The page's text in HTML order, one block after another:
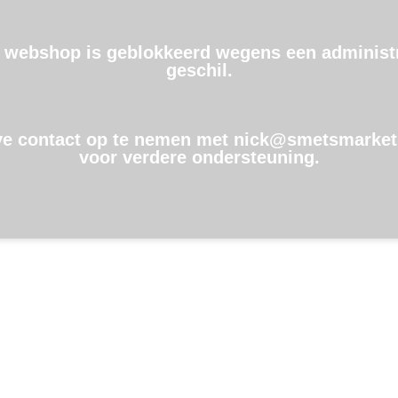
webshop is geblokkeerd wegens een
geschil.
contact op te nemen met
voor verdere ondersteuning.